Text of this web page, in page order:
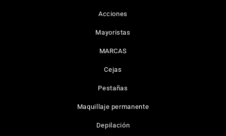
Acciones
Mayoristas
MARCAS
Cejas
Pestañas
Maquillaje permanente
Depilación